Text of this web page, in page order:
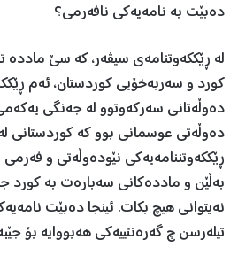
دەبێت بە نامەیەکی نافەرمی؟
لە ڕێککەوتنامەی سيڤەر، کە سێ ماددە
کورد و سەربەخۆیی کوردستان، ئەم
دەوڵەتانی سەرکەوتوو لە جەنگی
دەوڵەتی عوسمانی بوو کە کوردستانی
ڕێککەوتننامەیەکی نێودەوڵەتی و فەرمی
بەڵێن و ماددەکانی سەبارەت بە کورد
نەيتوانی هيچ بکات. ئينجا دەبێت
تيلەرسن چ گەرەنتييەکی هەبووایە بۆ